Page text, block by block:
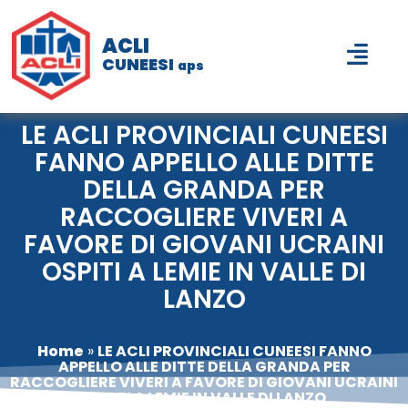
ACLI
CUNEESI aps
LE ACLI PROVINCIALI CUNEESI
FANNO APPELLO ALLE DITTE
DELLA GRANDA PER
RACCOGLIERE VIVERI A
FAVORE DI GIOVANI UCRAINI
OSPITI A LEMIE IN VALLE DI
LANZO
Home » LE ACLI PROVINCIALI CUNEESI FANNO
APPELLO ALLE DITTE DELLA GRANDA PER
RACCOGLIERE VIVERI A FAVORE DI GIOVANI UCRAINI
OSPITI A LEMIE IN VALLE DI LANZO